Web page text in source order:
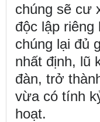
chúng sẽ cư
độc lập riêng
chúng lại đủ
nhất định, lũ
đàn, trở
vừa có tính
hoạt.